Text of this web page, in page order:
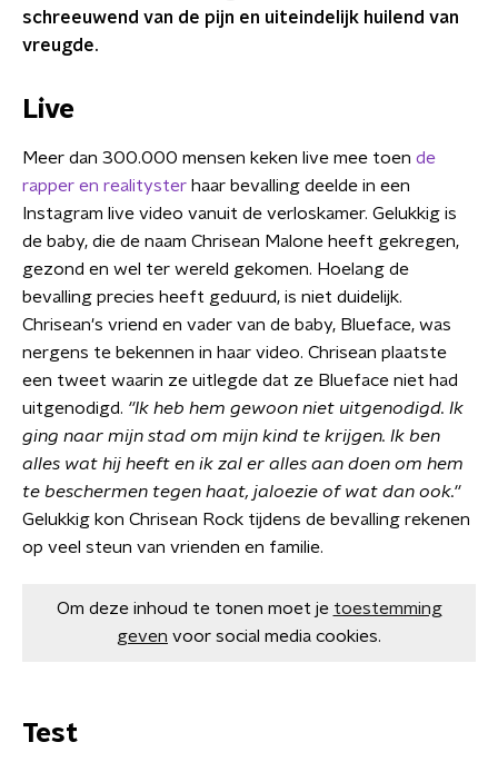
schreeuwend van de pijn en uiteindelijk huilend van
vreugde.
Live
Meer dan 300.000 mensen keken live mee toen de
rapper en realityster haar bevalling deelde in een
Instagram live video vanuit de verloskamer. Gelukkig is
de baby, die de naam Chrisean Malone heeft gekregen,
gezond en wel ter wereld gekomen. Hoelang de
bevalling precies heeft geduurd, is niet duidelijk.
Chrisean's vriend en vader van de baby, Blueface, was
nergens te bekennen in haar video. Chrisean plaatste
een tweet waarin ze uitlegde dat ze Blueface niet had
uitgenodigd. ''Ik heb hem gewoon niet uitgenodigd. Ik
ging naar mijn stad om mijn kind te krijgen. Ik ben
alles wat hij heeft en ik zal er alles aan doen om hem
te beschermen tegen haat, jaloezie of wat dan ook.''
Gelukkig kon Chrisean Rock tijdens de bevalling rekenen
op veel steun van vrienden en familie.
Om deze inhoud te tonen moet je toestemming
geven voor social media cookies.
Test